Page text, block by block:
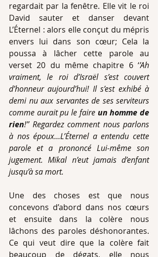
regardait par la fenêtre. Elle vit le roi
David sauter et danser devant
L’Éternel : alors elle conçut du mépris
envers lui dans son cœur; Cela la
poussa à lâcher cette parole au
verset 20 du même chapitre 6 ‘’Ah
vraiment, le roi d’Israël s’est couvert
d’honneur aujourd’hui! Il s’est exhibé à
demi nu aux servantes de ses serviteurs
comme aurait pu le faire un homme de
rien!’’ Regardez comment nous parlons
à nos époux…L’Éternel a entendu cette
parole et a prononcé Lui-même son
jugement. Mikal n’eut jamais d’enfant
jusqu’à sa mort.
Une des choses est que nous
concevons d’abord dans nos cœurs
et ensuite dans la colère nous
lâchons des paroles déshonorantes.
Ce qui veut dire que la colère fait
beaucoup de dégats, elle nous